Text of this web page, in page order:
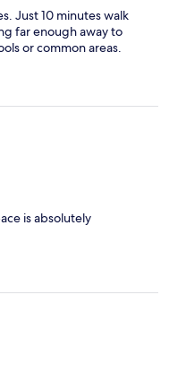
Just 10 minutes walk
far enough away to
or common areas.
is absolutely